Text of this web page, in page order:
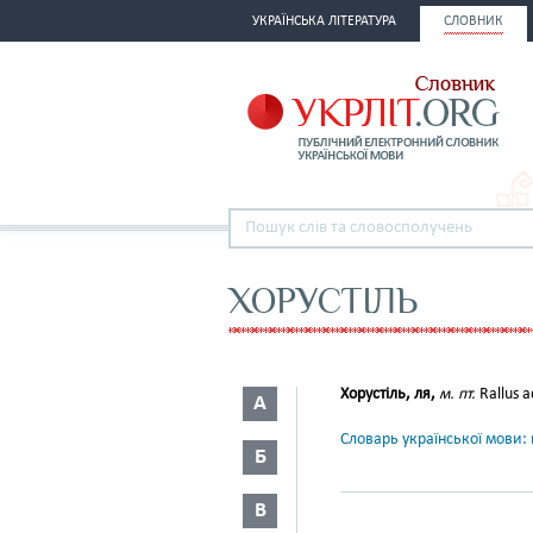
УКРАЇНСЬКА ЛІТЕРАТУРА СЛОВНИК
ХОРУСТІЛЬ
А
Б
В
Хорустіль, ля, м. пт. Rallus
Словарь української